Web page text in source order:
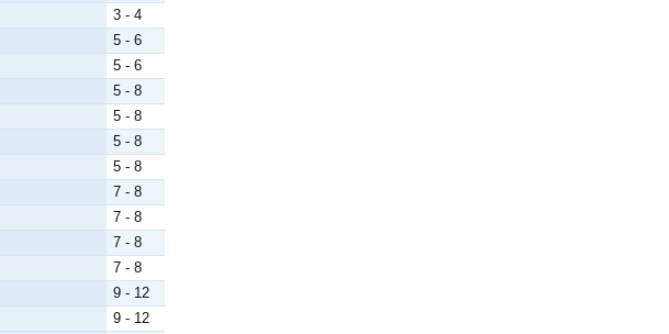
3 - 4
5 - 6
5 - 6
5 - 8
5 - 8
5 - 8
5 - 8
7 - 8
7 - 8
7 - 8
7 - 8
9 - 12
9 - 12